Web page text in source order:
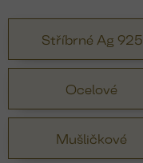
Stříbrné Ag 925
Ocelové
Mušličkové